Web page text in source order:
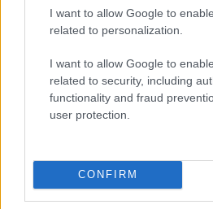
I want to allow Google to
related to personalization.
I want to allow Google to
related to security, including
functionality and fraud
user protection.
CONFIRM
Κλείνοντας, η
τη σχέση της με την
τηλεθεάσεις, τονίζοντας
δεν παρακολουθεί ενεργά
ενημερώνεται
που να δίνω ραντεβού
όμως τα παρακολουθώ,
είμαι εκτός. Είναι μια